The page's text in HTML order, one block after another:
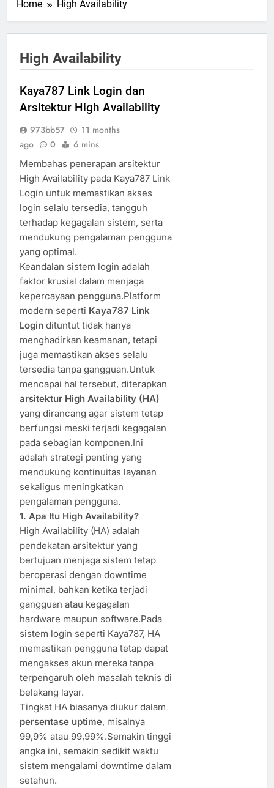
Home High Availability
High Availability
Kaya787 Link Login dan
Arsitektur High Availability
973bb57
11 months
ago
0 6 mins
Membahas penerapan arsitektur
High Availability pada Kaya787 Link
Login untuk memastikan akses
login selalu tersedia, tangguh
terhadap kegagalan sistem, serta
mendukung pengalaman pengguna
yang optimal.
Keandalan sistem login adalah
faktor krusial dalam menjaga
kepercayaan pengguna.Platform
modern seperti Kaya787 Link
Login dituntut tidak hanya
menghadirkan keamanan, tetapi
juga memastikan akses selalu
tersedia tanpa gangguan.Untuk
mencapai hal tersebut, diterapkan
arsitektur High Availability (HA)
yang dirancang agar sistem tetap
berfungsi meski terjadi kegagalan
pada sebagian komponen.Ini
adalah strategi penting yang
mendukung kontinuitas layanan
sekaligus meningkatkan
pengalaman pengguna.
1. Apa Itu High Availability?
High Availability (HA) adalah
pendekatan arsitektur yang
bertujuan menjaga sistem tetap
beroperasi dengan downtime
minimal, bahkan ketika terjadi
gangguan atau kegagalan
hardware maupun software.Pada
sistem login seperti Kaya787, HA
memastikan pengguna tetap dapat
mengakses akun mereka tanpa
terpengaruh oleh masalah teknis di
belakang layar.
Tingkat HA biasanya diukur dalam
persentase uptime, misalnya
99,9% atau 99,99%.Semakin tinggi
angka ini, semakin sedikit waktu
sistem mengalami downtime dalam
setahun.